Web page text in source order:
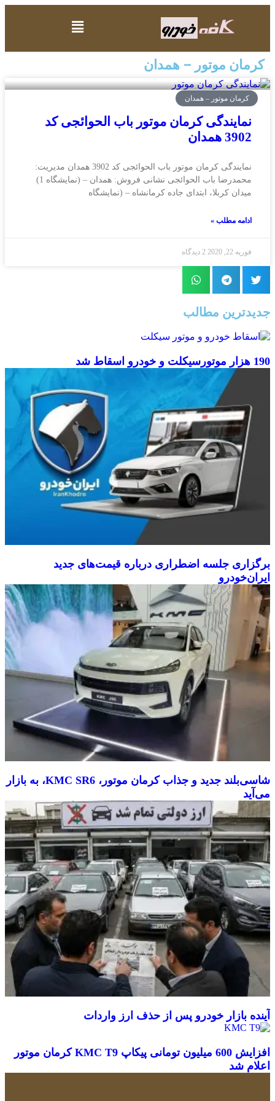
کرمان موتور – همدان
کرمان موتور – همدان
نمایندگی کرمان موتور باب الحوائجی کد
3902 همدان
نمایندگی کرمان موتور باب الحوائجی کد 3902 همدان مدیریت:
محمدرضا باب الحوائجی نشانی فروش: همدان – (نمایشگاه 1)
میدان کربلا، ابتدای جاده کرمانشاه – (نمایشگاه
ادامه مطلب »
فوریه 22, 2020 2 دیدگاه
جدیدترین مطالب
190 هزار موتورسیکلت و خودرو اسقاط شد
برگزاری جلسه اضطراری درباره قیمت‌های جدید
ایران‌خودرو
شاسی‌بلند جدید و جذاب کرمان موتور، KMC SR6، به بازار
می‌آید
آینده بازار خودرو پس از حذف ارز واردات
افزایش 600 میلیون تومانی پیکاپ KMC T9 کرمان موتور
اعلام شد